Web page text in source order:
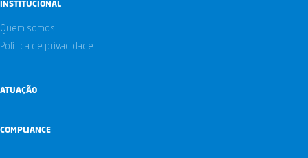
INSTITUCIONAL
Quem somos
Política de privacidade
ATUAÇÃO
COMPLIANCE